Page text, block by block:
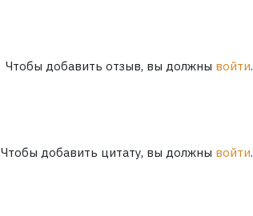
Чтобы добавить отзыв, вы должны войти.
Чтобы добавить цитату, вы должны войти.